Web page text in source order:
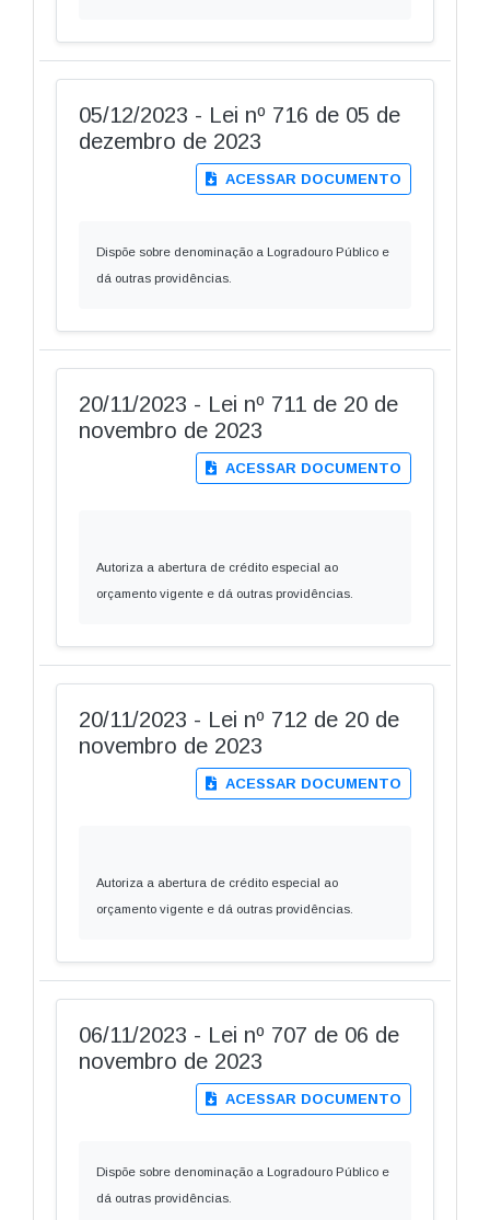
05/12/2023 - Lei nº 716 de 05 de
dezembro de 2023
ACESSAR DOCUMENTO
Dispõe sobre denominação a Logradouro Público e
dá outras providências.
20/11/2023 - Lei nº 711 de 20 de
novembro de 2023
ACESSAR DOCUMENTO
Autoriza a abertura de crédito especial ao
orçamento vigente e dá outras providências.
20/11/2023 - Lei nº 712 de 20 de
novembro de 2023
ACESSAR DOCUMENTO
Autoriza a abertura de crédito especial ao
orçamento vigente e dá outras providências.
06/11/2023 - Lei nº 707 de 06 de
novembro de 2023
ACESSAR DOCUMENTO
Dispõe sobre denominação a Logradouro Público e
dá outras providências.